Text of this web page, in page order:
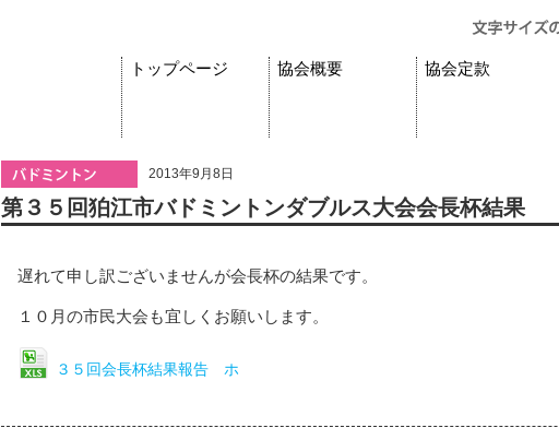
トップページ 協会概要 協会定款
2013年9月8日
第３５回狛江市バドミントンダブルス大会会長杯結果
遅れて申し訳ございませんが会長杯の結果です。
１０月の市民大会も宜しくお願いします。
３５回会長杯結果報告 ホ